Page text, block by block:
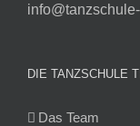
DIE TANZSCHULE
Das Team